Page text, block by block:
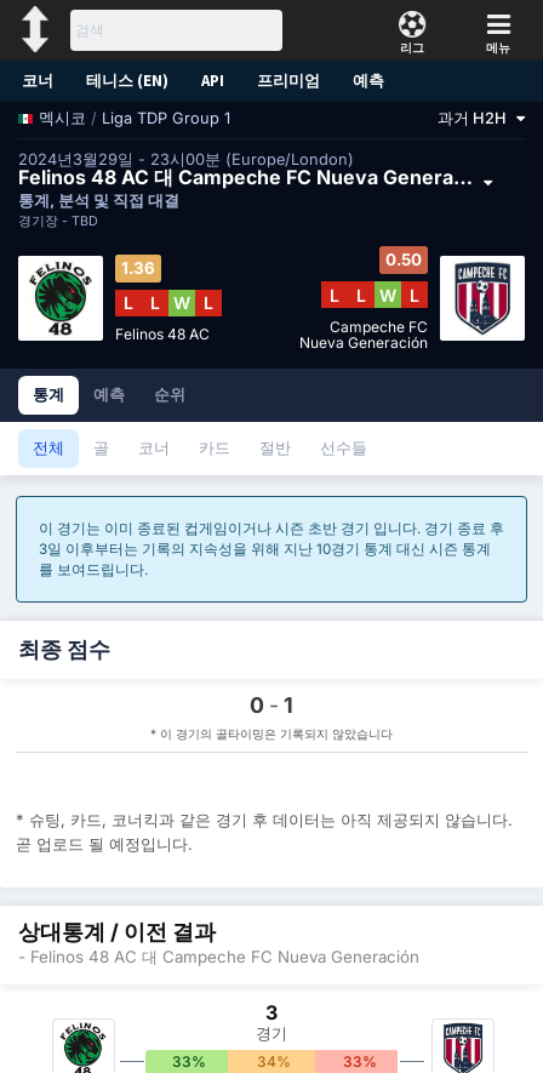
리그 메뉴
코너 테니스 (EN) API 프리미엄 예측
멕시코 / Liga TDP Group 1 과거 H2H
2024년3월29일 - 23시00분 (Europe/London)
Felinos 48 AC 대 Campeche FC Nueva Generación
통계, 분석 및 직접 대결
경기장 - TBD
1.36
L L W L
Felinos 48 AC
0.50
L L W L
Campeche FC
Nueva Generación
통계 예측 순위
전체 골 코너 카드 절반 선수들
이 경기는 이미 종료된 컵게임이거나 시즌 초반 경기 입니다. 경기 종료 후
3일 이후부터는 기록의 지속성을 위해 지난 10경기 통계 대신 시즌 통계
를 보여드립니다.
최종 점수
0 - 1
* 이 경기의 골타이밍은 기록되지 않았습니다
* 슈팅, 카드, 코너킥과 같은 경기 후 데이터는 아직 제공되지 않습니다.
곧 업로드 될 예정입니다.
상대통계 / 이전 결과
- Felinos 48 AC 대 Campeche FC Nueva Generación
3
경기
33% 34% 33%